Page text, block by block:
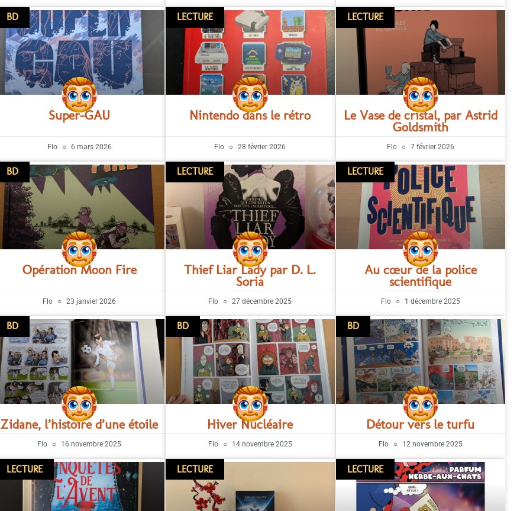
BD
Super-GAU
Flo 6 mars 2026
LECTURE
Nintendo dans le rétro
Flo 28 février 2026
LECTURE
Le Vase de cristal, par Astrid
Goldsmith
Flo 7 février 2026
BD
Opération Moon Fire
Flo 23 janvier 2026
LECTURE
Thief Liar Lady par D. L.
Soria
Flo 27 décembre 2025
LECTURE
Au cœur de la police
scientifique
Flo 1 décembre 2025
BD
Zidane, l’histoire d’une étoile
Flo 16 novembre 2025
BD
Hiver Nucléaire
Flo 14 novembre 2025
BD
Détour vers le turfu
Flo 12 novembre 2025
LECTURE LECTURE LECTURE